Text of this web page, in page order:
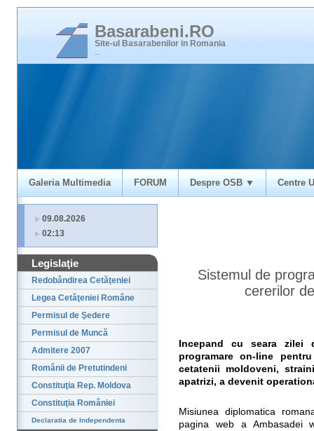
Basarabeni.RO
Site-ul Basarabenilor in Romania
Galeria Multimedia FORUM Despre OSB ▼ Centre
09.08.2026
02:13
Legislaţie
Redobândirea Cetăţeniei
Legea Cetăţeniei Române
Permisul de Şedere
Permisul de Muncă
Admitere 2007
Românii de Pretutindeni
Constituţia Rep. Moldova
Constituţia României
Declaratia de Independenta
Sistemul de
cererilor
Incepand cu seara zilei
programare on-line
cetatenii moldoveni,
apatrizi, a devenit
Misiunea diplomatica
pagina web a Ambasadei